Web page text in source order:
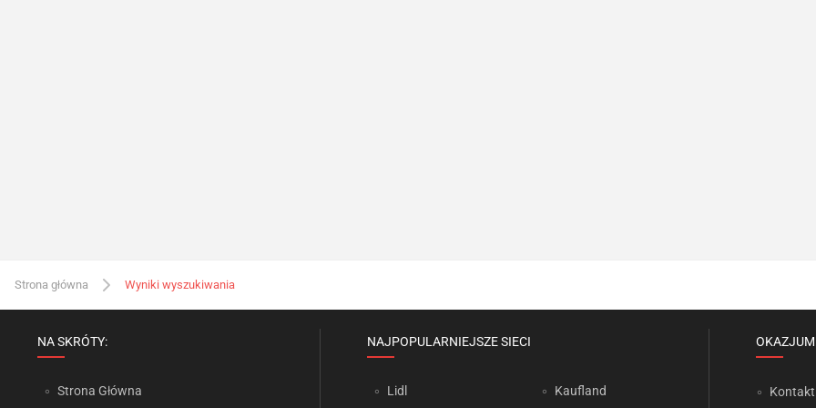
Strona główna Wyniki wyszukiwania
NA SKRÓTY:
Strona Główna
NAJPOPULARNIEJSZE SIECI
Lidl Kaufland Kontakt